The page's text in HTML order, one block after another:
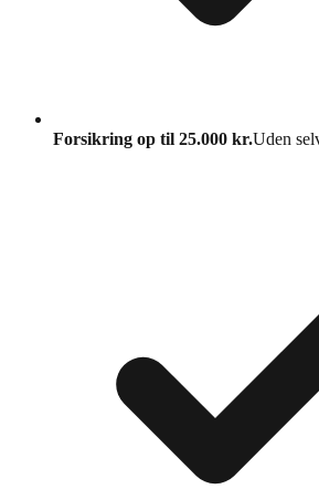
Forsikring op til 25.000 kr.Uden